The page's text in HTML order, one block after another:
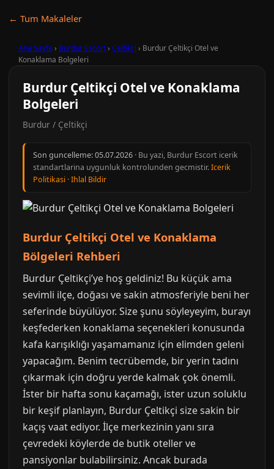
← Tum Makaleler
Ana Sayfa › Burdur Escort› Çeltikçi › Burdur Çeltikçi Otel ve
Konaklama Bolgeleri
Burdur Çeltikçi Otel ve Konaklama
Bolgeleri
Burdur / Çeltikçi
Son guncelleme:05.07.2026 · Bu yazi, Burdur Escort icerik
standartlarina uygunluk kontrolunden gecmistir.Icerik
Politikasi ·Ihlal Bildir
Burdur Çeltikçi Otel ve Konaklama
Bölgeleri Rehberi
Burdur Çeltikçi’ye hoş geldiniz! Bu küçük ama
sevimli ilçe, doğası ve sakin atmosferiyle beni her
seferinde büyülüyor. Size şunu söyleyeyim, burayı
keşfederken konaklama seçenekleri konusunda
kafa karışıklığı yaşamamanız için elimden geleni
yapacağım. Benim tecrübemde, bir yerin tadını
çıkarmak için doğru yerde kalmak çok önemli.
İster bir hafta sonu kaçamağı, ister uzun soluklu
bir keşif planlayın, Burdur Çeltikçi size sakin bir
kaçış vaat ediyor. İlçe merkezinin yanı sıra
çevredeki köylerde de butik oteller ve
pansiyonlar bulabilirsiniz. Ancak burada